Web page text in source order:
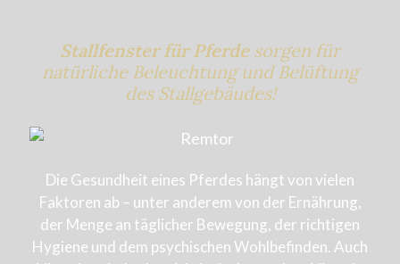
Stallfenster für Pferde sorgen für
natürliche Beleuchtung und Belüftung
des Stallgebäudes!
Die Gesundheit eines Pferdes hängt von vielen
Faktoren ab – unter anderem von der Ernährung,
der Menge an täglicher Bewegung, der richtigen
Hygiene und dem psychischen Wohlbefinden. Auch